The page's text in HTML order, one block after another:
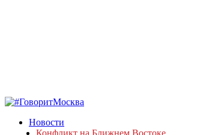
Новости
Конфликт на Ближнем Востоке